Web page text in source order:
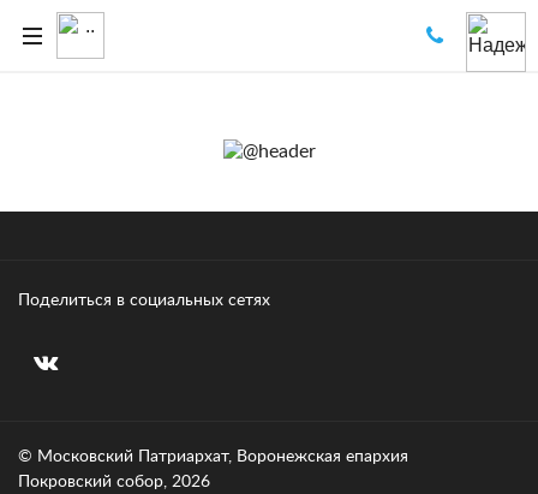
Поделиться в социальных сетях
© Московский Патриархат, Воронежcкая епархия
Покровский собор, 2026